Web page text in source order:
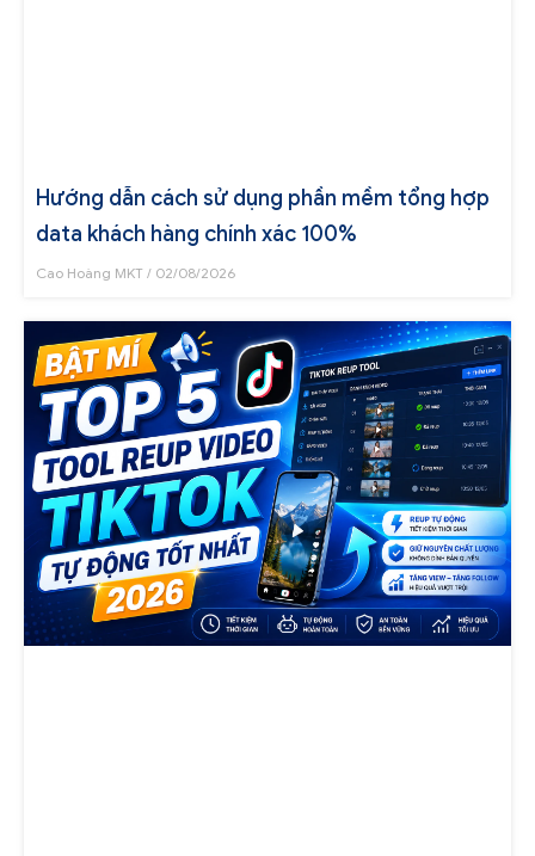
Hướng dẫn cách sử dụng phần mềm tổng hợp
data khách hàng chính xác 100%
Cao Hoàng MKT 02/08/2026